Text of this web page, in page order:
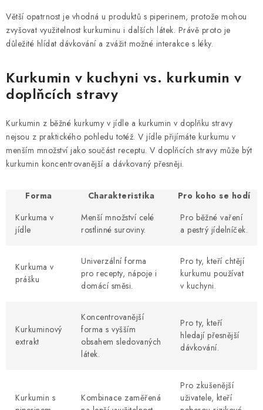
Větší opatrnost je vhodná u produktů s piperinem, protože mohou
zvyšovat využitelnost kurkuminu i dalších látek. Právě proto je
důležité hlídat dávkování a zvážit možné interakce s léky.
Kurkumin v kuchyni vs. kurkumin v
doplňcích stravy
Kurkumin z běžné kurkumy v jídle a kurkumin v doplňku stravy
nejsou z praktického pohledu totéž. V jídle přijímáte kurkumu v
menším množství jako součást receptu. V doplňcích stravy může být
kurkumin koncentrovanější a dávkovaný přesněji.
Forma Charakteristika
Pro koho se hodí
Kurkuma v
jídle
Menší množství celé
rostlinné suroviny.
Pro běžné vaření
a pestrý jídelníček.
Kurkuma v
prášku
Univerzální forma
pro recepty, nápoje i
domácí směsi.
Pro ty, kteří chtějí
kurkumu používat
v kuchyni.
Kurkuminový
extrakt
Koncentrovanější
forma s vyšším
obsahem sledovaných
látek.
Pro ty, kteří
hledají přesnější
dávkování.
Kurkumin s
Kombinace zaměřená
Pro zkušenější
uživatele, kteří